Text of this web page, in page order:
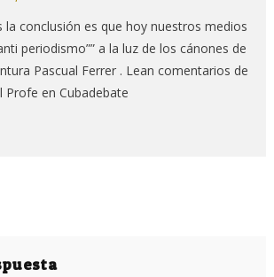
la conclusión es que hoy nuestros medios
periodismo”” a la luz de los cánones de
Pascual Ferrer . Lean comentarios de
Profe en Cubadebate